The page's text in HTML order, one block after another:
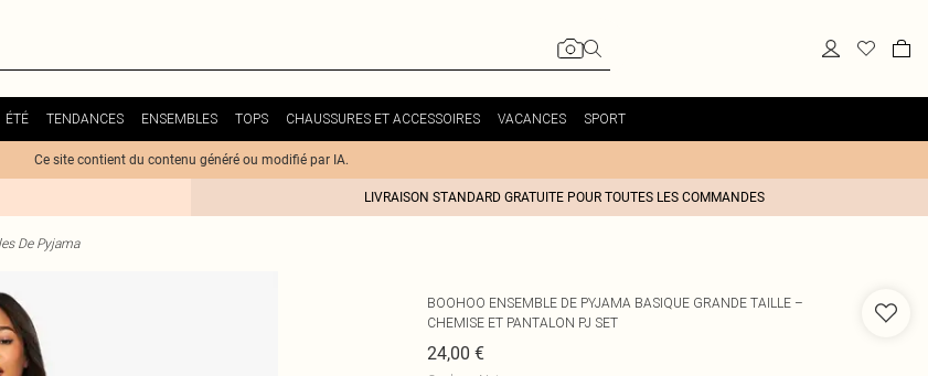
ÉTÉ TENDANCES ENSEMBLES TOPS CHAUSSURES ET ACCESSOIRES VACANCES SPORT
Ce site contient du contenu généré ou modifié par IA.
LIVRAISON STANDARD GRATUITE POUR TOUTES LES COMMANDES
De Pyjama
BOOHOO ENSEMBLE DE PYJAMA BASIQUE GRANDE TAILLE –
CHEMISE ET PANTALON PJ SET
24,00 €